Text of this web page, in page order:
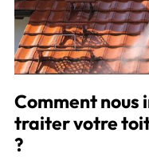
Comment nous
traiter votre
?